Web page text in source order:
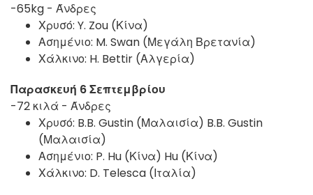
-65kg - Άνδρες
Χρυσό: Y. Zou (Κίνα)
Ασημένιο: M. Swan (Μεγάλη Βρετανία)
Χάλκινο: H. Bettir (Αλγερία)
Παρασκευή 6 Σεπτεμβρίου
-72 κιλά - Άνδρες
Χρυσό: B.B. Gustin (Μαλαισία) B.B. Gustin
(Μαλαισία)
Ασημένιο: P. Hu (Κίνα) Hu (Κίνα)
Χάλκινο: D. Telesca (Ιταλία)